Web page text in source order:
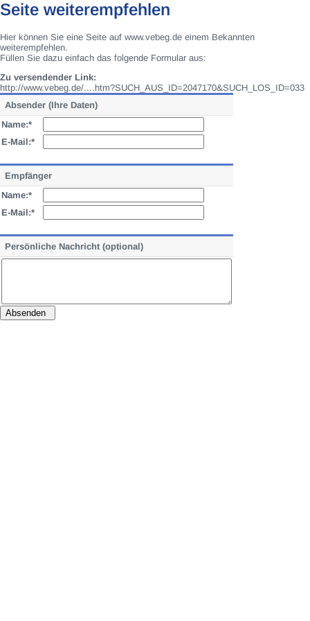
Seite weiterempfehlen
Hier können Sie eine Seite auf www.vebeg.de einem Bekannten
weiterempfehlen.
Füllen Sie dazu einfach das folgende Formular aus:
Zu versendender Link:
http://www.vebeg.de/....htm?SUCH_AUS_ID=2047170&SUCH_LOS_ID=033
Absender (Ihre Daten)
Name:*
E-Mail:*
Empfänger
Name:*
E-Mail:*
Persönliche Nachricht (optional)